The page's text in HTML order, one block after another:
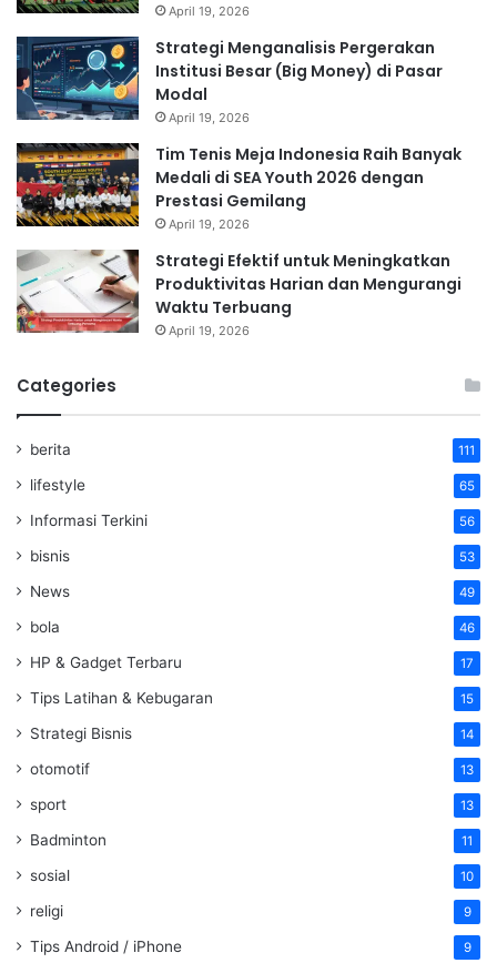
April 19, 2026
Strategi Menganalisis Pergerakan
Institusi Besar (Big Money) di Pasar
Modal
April 19, 2026
Tim Tenis Meja Indonesia Raih Banyak
Medali di SEA Youth 2026 dengan
Prestasi Gemilang
April 19, 2026
Strategi Efektif untuk Meningkatkan
Produktivitas Harian dan Mengurangi
Waktu Terbuang
April 19, 2026
Categories
berita 111
lifestyle 65
Informasi Terkini 56
bisnis 53
News 49
bola 46
HP & Gadget Terbaru 17
Tips Latihan & Kebugaran 15
Strategi Bisnis 14
otomotif 13
sport 13
Badminton 11
sosial 10
religi 9
Tips Android / iPhone 9